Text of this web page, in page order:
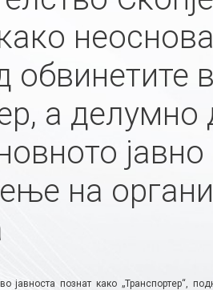
обвинетите
а делумно
јавно
на
познат како „Транспортер“,